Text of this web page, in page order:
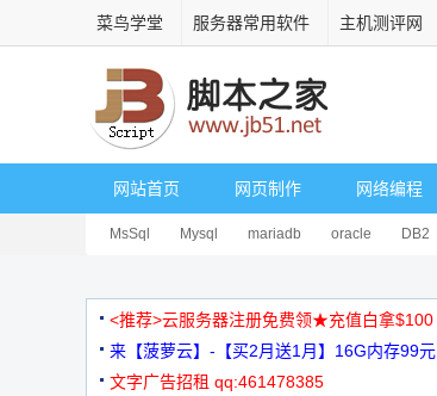
菜鸟学堂 服务器常用软件 主机测评网
网站首页 网页制作 网络编程
MsSql Mysql mariadb oracle DB2
<推荐>云服务器注册免费领★充值白拿$100
来【菠萝云】-【买2月送1月】16G内存99元
文字广告招租 qq:461478385